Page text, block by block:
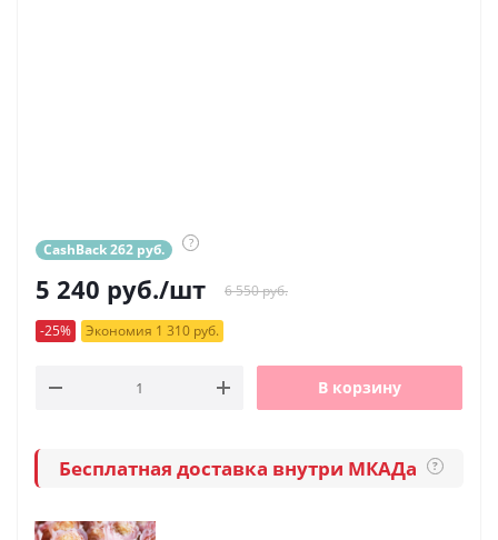
CashBack 262 руб. ?
5 240 руб./шт 6 550 руб.
-25% Экономия 1 310 руб.
В корзину
Бесплатная доставка внутри МКАДа ?